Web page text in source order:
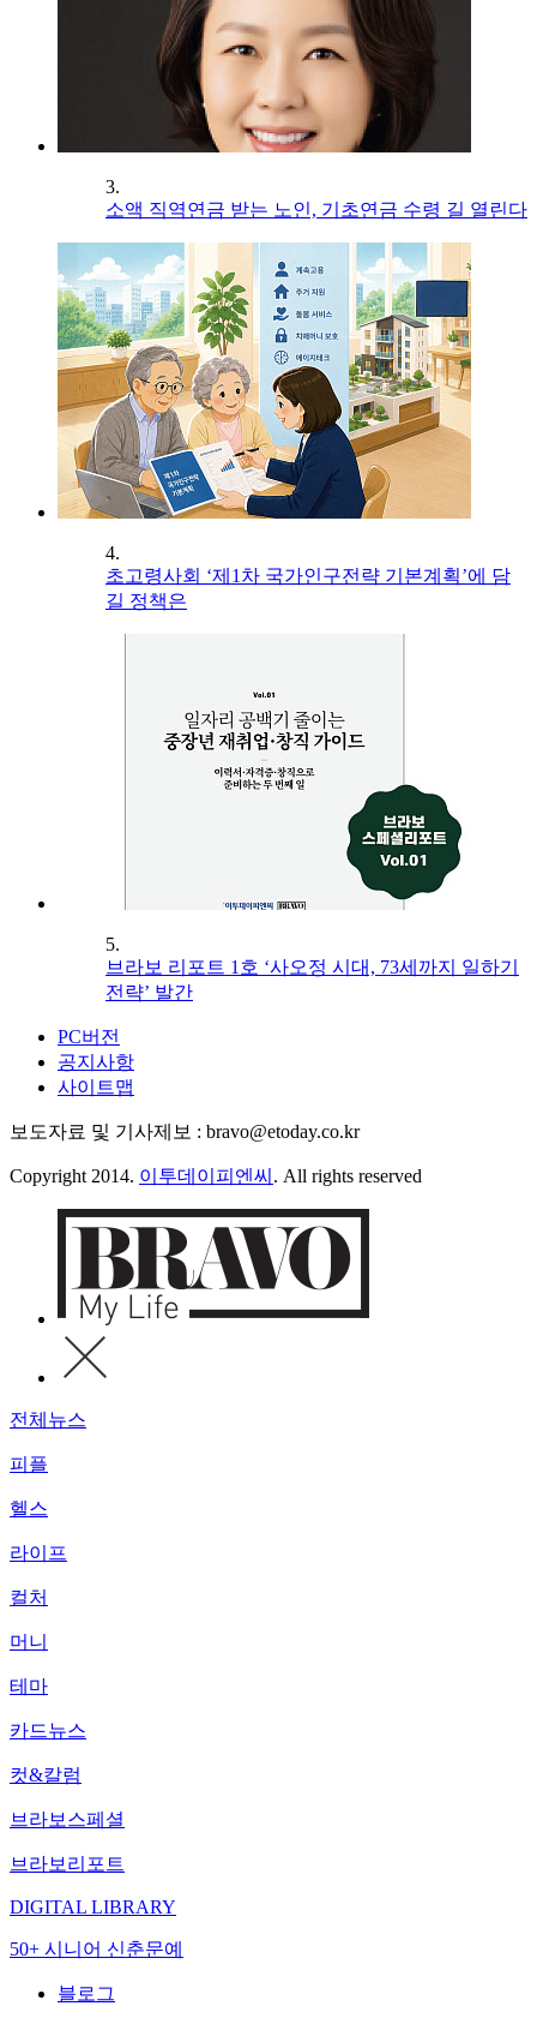
3.
소액 직역연금 받는 노인, 기초연금 수령 길 열린다
4.
초고령사회 ‘제1차 국가인구전략 기본계획’에 담
길 정책은
5.
브라보 리포트 1호 ‘사오정 시대, 73세까지 일하기
전략’ 발간
PC버전
공지사항
사이트맵
보도자료 및 기사제보 : bravo@etoday.co.kr
Copyright 2014. 이투데이피엔씨 . All rights reserved
전체뉴스
피플
헬스
라이프
컬처
머니
테마
카드뉴스
컷&칼럼
브라보스페셜
브라보리포트
DIGITAL LIBRARY
50+ 시니어 신춘문예
블로그